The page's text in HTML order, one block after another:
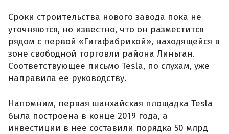
Сроки строительства нового завода пока не
уточняются, но известно, что он разместится
рядом с первой «Гигафабрикой», находящейся в
зоне свободной торговли района Линьган.
Соответствующее письмо Tesla, по слухам, уже
направила ее руководству.
Напомним, первая шанхайская площадка Tesla
была построена в конце 2019 года, а
инвестиции в нее составили порядка 50 млрд